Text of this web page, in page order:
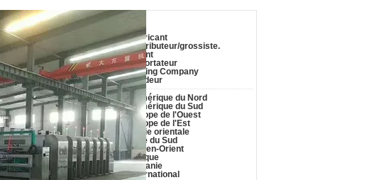
Détails de la société:
Type d'entreprise :
Fabricant
Distributeur/grossiste.
Agent
Exportateur
trading Company
Vendeur
Marché principal :
l'Amérique du Nord
l'Amérique du Sud
Europe de l'Ouest
Europe de l'Est
l'Asie orientale
Asie du Sud
Moyen-Orient
Afrique
Océanie
International